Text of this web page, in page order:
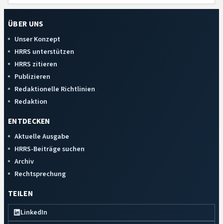
ÜBER UNS
Unser Konzept
HRRS unterstützen
HRRS zitieren
Publizieren
Redaktionelle Richtlinien
Redaktion
ENTDECKEN
Aktuelle Ausgabe
HRRS-Beiträge suchen
Archiv
Rechtsprechung
TEILEN
LinkedIn